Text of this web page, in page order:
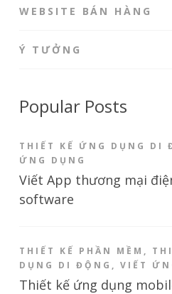
WEBSITE BÁN HÀNG
Ý TƯỞNG
Popular Posts
THIẾT KẾ ỨNG DỤNG DI
ỨNG DỤNG
Viết App thương mại
software
THIẾT KẾ PHẦN MỀM ,
DỤNG DI ĐỘNG , VIẾT
Thiết kế ứng dụng